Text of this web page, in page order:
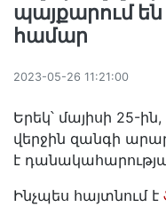
պայքարում
համար
2023-05-26 11:21:00
Երեկ՝ մայիսի 25-
վերջին զանգի
է
Ինչպես հայտնում է